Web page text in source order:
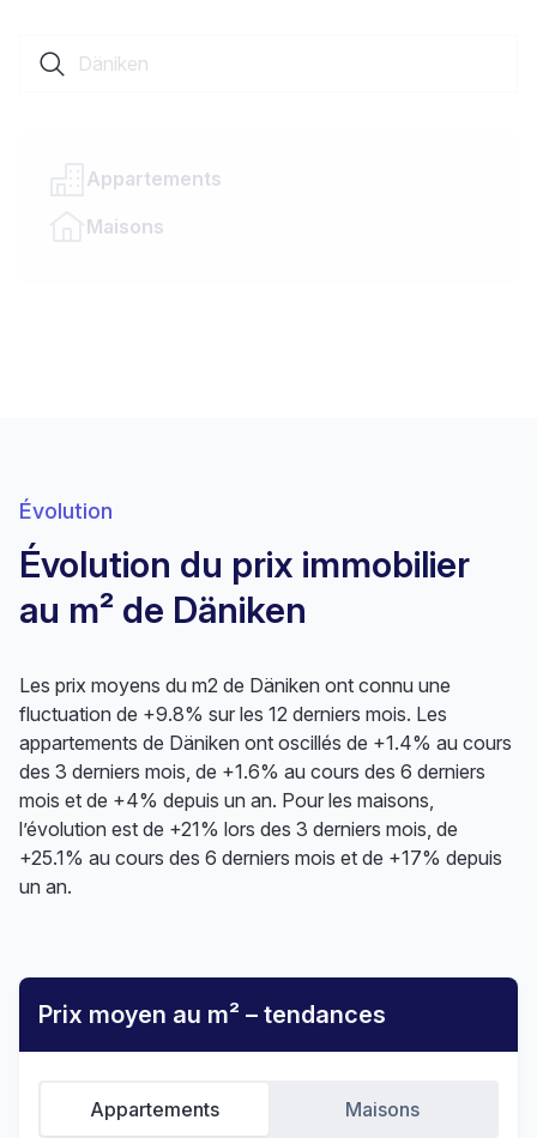
Appartements
Maisons
Évolution
Évolution du prix immobilier
au m² de Däniken
Les prix moyens du m2 de Däniken ont connu une
fluctuation de +9.8% sur les 12 derniers mois. Les
appartements de Däniken ont oscillés de +1.4% au cours
des 3 derniers mois, de +1.6% au cours des 6 derniers
mois et de +4% depuis un an. Pour les maisons,
l’évolution est de +21% lors des 3 derniers mois, de
+25.1% au cours des 6 derniers mois et de +17% depuis
un an.
Prix moyen au m² – tendances
Appartements Maisons